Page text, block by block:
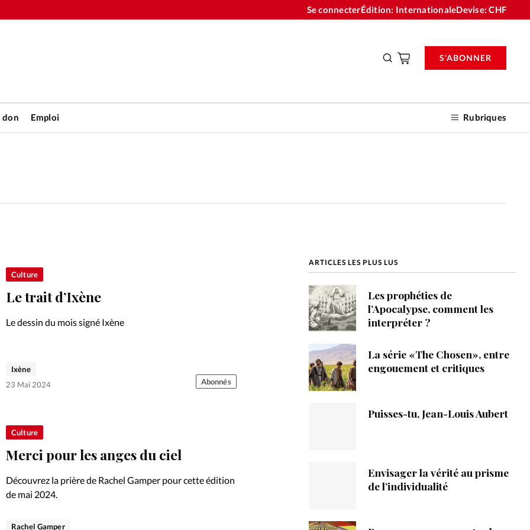
Se connecterÉdition: InternationaleDevise:CHF
don Emploi Rubriques
S'ABONNER
Foi
Opinions
Les abonnements
Changemement d'adresse
Culture
Le trait d’Ixène
Le dessin du mois signé Ixène
Ixène
23 Mai 2024
Abonnés
Culture
Merci pour les anges du ciel
Découvrez la prière de Rachel Gamper pour cette édition
de mai 2024.
Rachel Gamper
ARTICLES LES PLUS LUS
Les prophéties de
l’Apocalypse, comment les
interpréter ?
La série «The Chosen», entre
engouement et critiques
Puisses-tu, Jean-Louis Aubert
Envisager la vérité au prisme
de l’individualité